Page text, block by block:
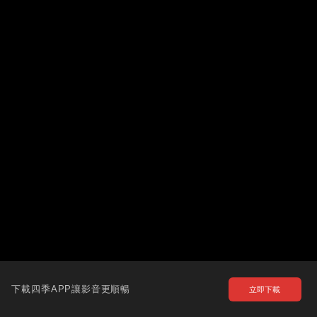
下載四季APP讓影音更順暢 立即下載